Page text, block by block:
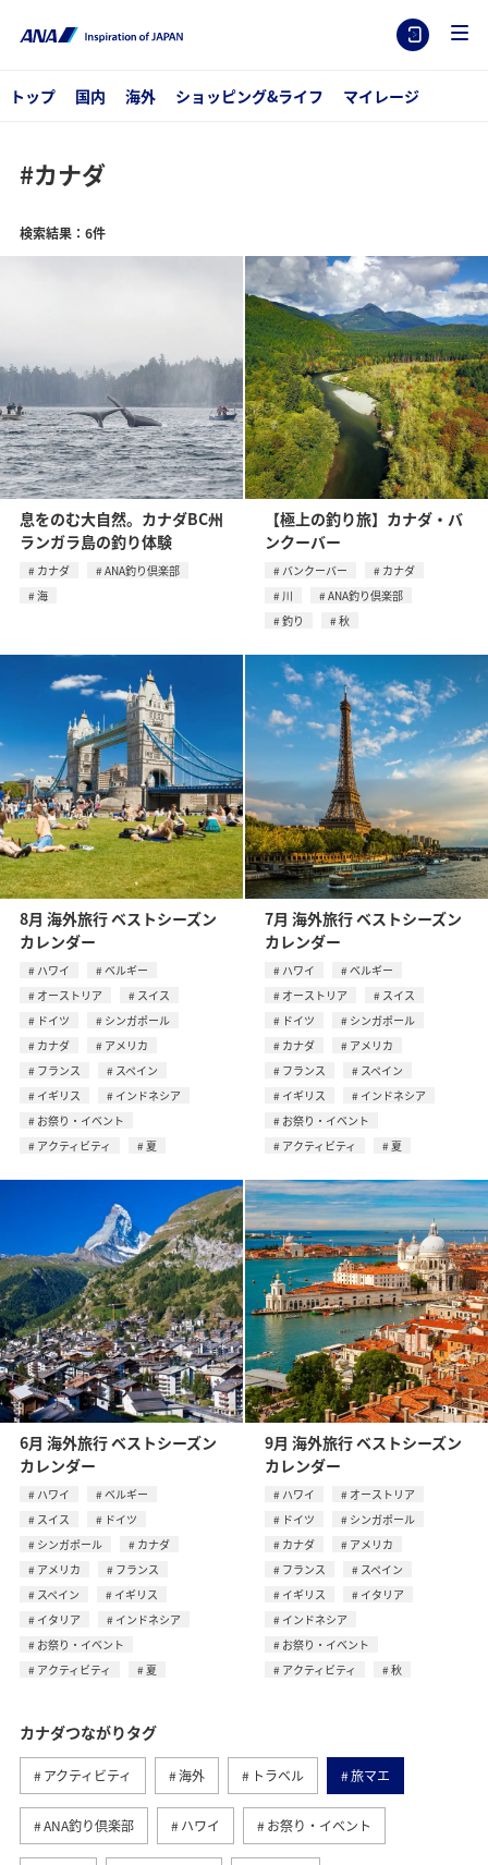
トップ 国内 海外 ショッピング&ライフ マイレージ
#カナダ
検索結果：6件
息をのむ大自然。カナダBC州
ランガラ島の釣り体験
カナダ
ANA釣り倶楽部
海
【極上の釣り旅】カナダ・バ
ンクーバー
バンクーバー
カナダ
川
ANA釣り倶楽部
釣り
秋
8月 海外旅行 ベストシーズン
カレンダー
ハワイ
ベルギー
オーストリア
スイス
ドイツ
シンガポール
カナダ
アメリカ
フランス
スペイン
イギリス
インドネシア
お祭り・イベント
アクティビティ
夏
7月 海外旅行 ベストシーズン
カレンダー
ハワイ
ベルギー
オーストリア
スイス
ドイツ
シンガポール
カナダ
アメリカ
フランス
スペイン
イギリス
インドネシア
お祭り・イベント
アクティビティ
夏
6月 海外旅行 ベストシーズン
カレンダー
ハワイ
ベルギー
スイス
ドイツ
シンガポール
カナダ
アメリカ
フランス
スペイン
イギリス
イタリア
インドネシア
お祭り・イベント
アクティビティ
夏
9月 海外旅行 ベストシーズン
カレンダー
ハワイ
オーストリア
ドイツ
シンガポール
カナダ
アメリカ
フランス
スペイン
イギリス
イタリア
インドネシア
お祭り・イベント
アクティビティ
秋
カナダつながりタグ
アクティビティ 海外 トラベル 旅マエ
ANA釣り倶楽部 ハワイ お祭り・イベント